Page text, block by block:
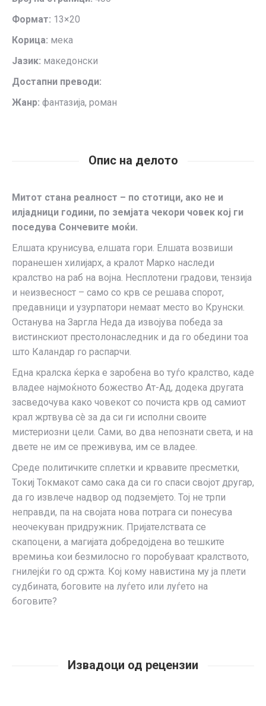
Формат: 13×20
Корица: мека
Јазик: македонски
Достапни преводи:
Жанр: фантазија, роман
Опис на делото
Митот стана реалност – по стотици, ако не и
илјадници години, по земјата чекори човек кој ги
поседува Сончевите моќи.
Елшата крунисува, елшата гори. Елшата возвиши
поранешен хилијарх, а кралот Марко наследи
кралство на раб на војна. Несплотени градови, тензија
и неизвесност – само со крв се решава спорот,
предавници и узурпатори немаат место во Крунски.
Останува на Заргла Неда да извојува победа за
вистинскиот престолонаследник и да го обедини тоа
што Каландар го распарчи.
Една кралска ќерка е заробена во туѓо кралство, каде
владее најмоќното божество Ат-Aд, додека другата
засведочува како човекот со почиста крв од самиот
крал жртвува сè за да си ги исполни своите
мистериозни цели. Сами, во два непознати света, и на
двете не им се преживува, им се владее.
Среде политичките сплетки и крвавите пресметки,
Токиј Токмакот само сака да си го спаси својот другар,
да го извлече надвор од подземјето. Тој не трпи
неправди, па на својата нова потрага си понесува
неочекуван придружник. Пријателствата се
скапоцени, а магијата добредојдена во тешките
времиња кои безмилосно го поробуваат кралството,
гнилејќи го од сржта. Кој кому навистина му ја плети
судбината, боговите на луѓето или луѓето на
боговите?
Извадоци од рецензии